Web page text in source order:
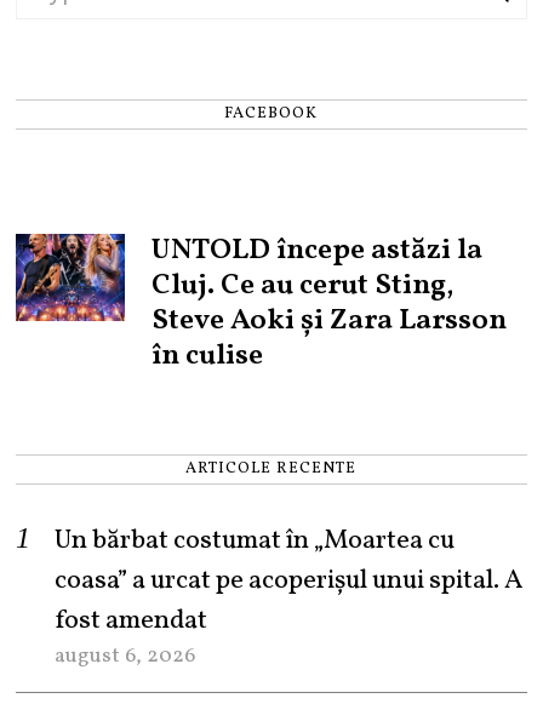
FACEBOOK
UNTOLD începe astăzi la
Cluj. Ce au cerut Sting,
Steve Aoki și Zara Larsson
în culise
ARTICOLE RECENTE
Un bărbat costumat în „Moartea cu
coasa” a urcat pe acoperișul unui spital. A
fost amendat
august 6, 2026